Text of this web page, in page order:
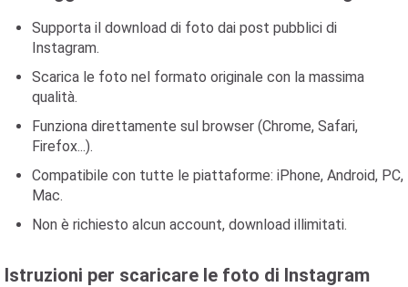
Supporta il download di foto dai post pubblici di
Instagram.
Scarica le foto nel formato originale con la massima
qualità.
Funziona direttamente sul browser (Chrome, Safari,
Firefox...).
Compatibile con tutte le piattaforme: iPhone, Android, PC,
Mac.
Non è richiesto alcun account, download illimitati.
Istruzioni per scaricare le foto di Instagram